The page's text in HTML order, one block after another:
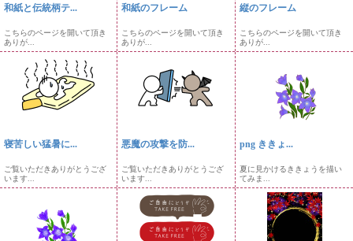
和紙と伝統柄テ...
こちらのページを開いて頂き
ありが...
和紙のフレーム
こちらのページを開いて頂き
ありが...
縦のフレーム
こちらのページを開いて頂き
ありが...
寝苦しい猛暑に...
ご覧いただきありがとうござ
います...
悪魔の攻撃を防...
ご覧いただきありがとうござ
います...
png ききょ...
夏に見かけるききょうを描い
てみま...